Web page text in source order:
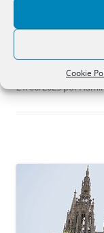
Cookie
la aljaferia ,
21/06/2025por